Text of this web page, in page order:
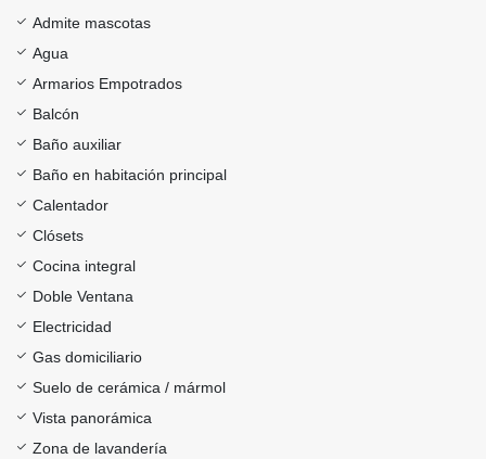
Admite mascotas
Agua
Armarios Empotrados
Balcón
Baño auxiliar
Baño en habitación principal
Calentador
Clósets
Cocina integral
Doble Ventana
Electricidad
Gas domiciliario
Suelo de cerámica / mármol
Vista panorámica
Zona de lavandería